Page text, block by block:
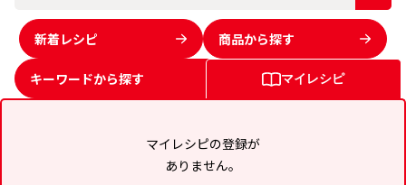
新着レシピ
キーワードから探す
商品から探す
マイレシピ
マイレシピの登録が
ありません。